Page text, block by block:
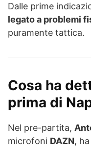
Dalle prime
legato a problemi
puramente tattica.
Cosa ha
prima di
Nel pre-partita,
microfoni DAZN,